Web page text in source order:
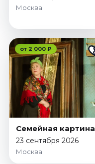
Москва
от 2 000 ₽
Семейная картина
23 сентября 2026
Москва